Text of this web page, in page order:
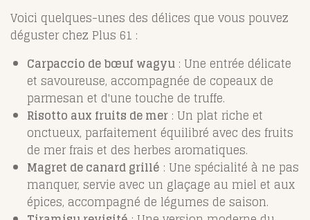
Voici quelques-unes des délices que vous pouvez
déguster chez Plus 61 :
Carpaccio de bœuf wagyu : Une entrée délicate
et savoureuse, accompagnée de copeaux de
parmesan et d'une touche de truffe.
Risotto aux fruits de mer : Un plat riche et
onctueux, parfaitement équilibré avec des fruits
de mer frais et des herbes aromatiques.
Magret de canard grillé : Une spécialité à ne pas
manquer, servie avec un glaçage au miel et aux
épices, accompagné de légumes de saison.